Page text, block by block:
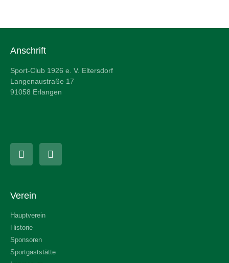
Anschrift
Sport-Club 1926 e. V. Eltersdorf
Langenaustraße 17
91058 Erlangen
Verein
Hauptverein
Historie
Sponsoren
Sportgaststätte